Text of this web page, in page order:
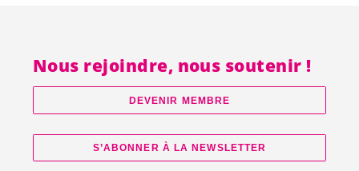
Nous rejoindre, nous soutenir !
DEVENIR MEMBRE
S’ABONNER À LA NEWSLETTER